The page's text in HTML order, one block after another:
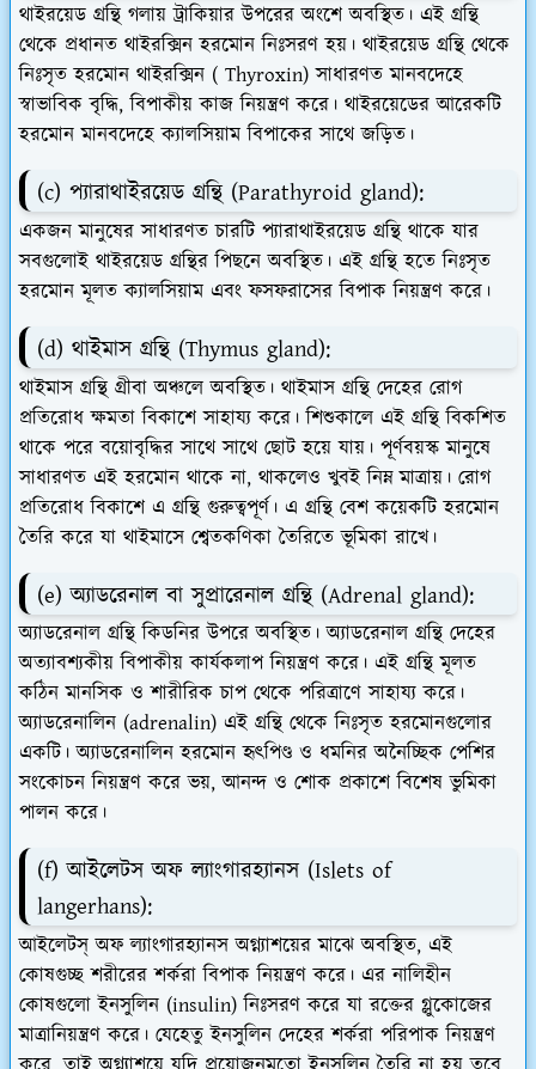
থাইরয়েড গ্রন্থি গলায় ট্রাকিয়ার উপরের অংশে অবস্থিত। এই গ্রন্থি
থেকে প্রধানত থাইরক্সিন হরমোন নিঃসরণ হয়। থাইরয়েড গ্রন্থি থেকে
নিঃসৃত হরমোন থাইরক্সিন ( Thyroxin) সাধারণত মানবদেহে
স্বাভাবিক বৃদ্ধি, বিপাকীয় কাজ নিয়ন্ত্রণ করে। থাইরয়েডের আরেকটি
হরমোন মানবদেহে ক্যালসিয়াম বিপাকের সাথে জড়িত।
(c) প্যারাথাইরয়েড গ্রন্থি (Parathyroid gland):
একজন মানুষের সাধারণত চারটি প্যারাথাইরয়েড গ্রন্থি থাকে যার
সবগুলোই থাইরয়েড গ্রন্থির পিছনে অবস্থিত। এই গ্রন্থি হতে নিঃসৃত
হরমোন মূলত ক্যালসিয়াম এবং ফসফরাসের বিপাক নিয়ন্ত্রণ করে।
(d) থাইমাস গ্রন্থি (Thymus gland):
থাইমাস গ্রন্থি গ্রীবা অঞ্চলে অবস্থিত। থাইমাস গ্রন্থি দেহের রোগ
প্রতিরোধ ক্ষমতা বিকাশে সাহায্য করে। শিশুকালে এই গ্রন্থি বিকশিত
থাকে পরে বয়োবৃদ্ধির সাথে সাথে ছোট হয়ে যায়। পূর্ণবয়স্ক মানুষে
সাধারণত এই হরমোন থাকে না, থাকলেও খুবই নিম্ন মাত্রায়। রোগ
প্রতিরোধ বিকাশে এ গ্রন্থি গুরুত্বপূর্ণ। এ গ্রন্থি বেশ কয়েকটি হরমোন
তৈরি করে যা থাইমাসে শ্বেতকণিকা তৈরিতে ভূমিকা রাখে।
(e) অ্যাডরেনাল বা সুপ্রারেনাল গ্রন্থি (Adrenal gland):
অ্যাডরেনাল গ্রন্থি কিডনির উপরে অবস্থিত। অ্যাডরেনাল গ্রন্থি দেহের
অত্যাবশ্যকীয় বিপাকীয় কার্যকলাপ নিয়ন্ত্রণ করে। এই গ্রন্থি মূলত
কঠিন মানসিক ও শারীরিক চাপ থেকে পরিত্রাণে সাহায্য করে।
অ্যাডরেনালিন (adrenalin) এই গ্রন্থি থেকে নিঃসৃত হরমোনগুলোর
একটি। অ্যাডরেনালিন হরমোন হৃৎপিণ্ড ও ধমনির অনৈচ্ছিক পেশির
সংকোচন নিয়ন্ত্রণ করে ভয়, আনন্দ ও শোক প্রকাশে বিশেষ ভুমিকা
পালন করে।
(f) আইলেটস অফ ল্যাংগারহ্যানস (Islets of
langerhans):
আইলেটস্ অফ ল্যাংগারহ্যানস অগ্ন্যাশয়ের মাঝে অবস্থিত, এই
কোষগুচ্ছ শরীরের শর্করা বিপাক নিয়ন্ত্রণ করে। এর নালিহীন
কোষগুলো ইনসুলিন (insulin) নিঃসরণ করে যা রক্তের গ্লুকোজের
মাত্রানিয়ন্ত্রণ করে। যেহেতু ইনসুলিন দেহের শর্করা পরিপাক নিয়ন্ত্রণ